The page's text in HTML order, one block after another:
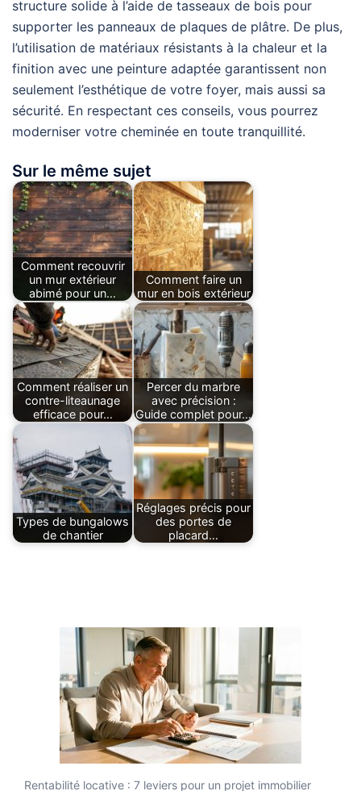
structure solide à l’aide de tasseaux de bois pour
supporter les panneaux de plaques de plâtre. De plus,
l’utilisation de matériaux résistants à la chaleur et la
finition avec une peinture adaptée garantissent non
seulement l’esthétique de votre foyer, mais aussi sa
sécurité. En respectant ces conseils, vous pourrez
moderniser votre cheminée en toute tranquillité.
Sur le même sujet
Comment recouvrir
un mur extérieur
abimé pour un…
Comment faire un
mur en bois extérieur
Comment réaliser un
contre-liteaunage
efficace pour…
Percer du marbre
avec précision :
Guide complet pour…
Types de bungalows
de chantier
Réglages précis pour
des portes de
placard…
Rentabilité locative : 7 leviers pour un projet immobilier